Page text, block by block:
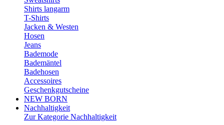
Shirts langarm
T-Shirts
Jacken & Westen
Hosen
Jeans
Bademode
Bademäntel
Badehosen
Accessoires
Geschenkgutscheine
NEW BORN
Nachhaltigkeit
Zur Kategorie Nachhaltigkeit